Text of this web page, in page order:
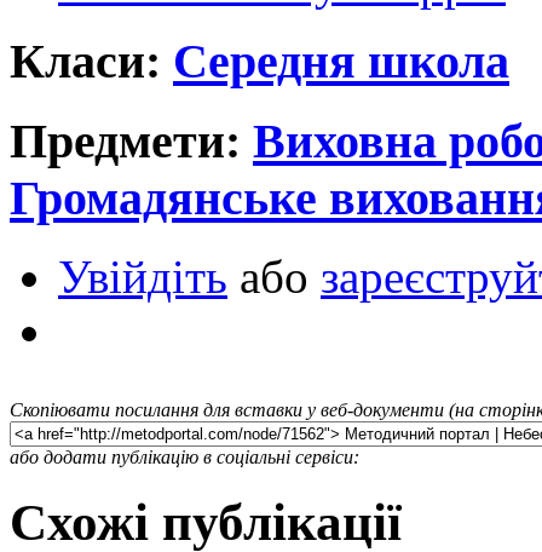
Класи: Середня школа
Предмети: Виховна
Громадянське
Увійдіть або
Скопіювати посилання для вставки у веб-документи (на
або додати публікацію в соціальні сервіси:
Схожі публікації